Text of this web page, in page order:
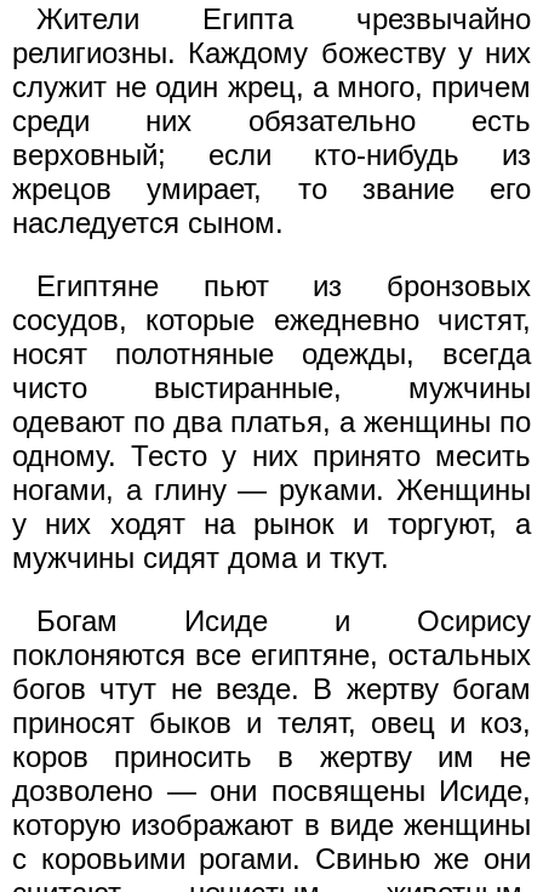
Жители Египта чрезвычайно
религиозны. Каждому божеству у них
служит не один жрец, а много, причем
среди них обязательно есть
верховный; если кто-нибудь из
жрецов умирает, то звание его
наследуется сыном.
Египтяне пьют из бронзовых
сосудов, которые ежедневно чистят,
носят полотняные одежды, всегда
чисто выстиранные, мужчины
одевают по два платья, а женщины по
одному. Тесто у них принято месить
ногами, а глину — руками. Женщины
у них ходят на рынок и торгуют, а
мужчины сидят дома и ткут.
Богам Исиде и Осирису
поклоняются все египтяне, остальных
богов чтут не везде. В жертву богам
приносят быков и телят, овец и коз,
коров приносить в жертву им не
дозволено — они посвящены Исиде,
которую изображают в виде женщины
с коровьими рогами. Свинью же они